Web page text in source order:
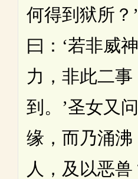
何得到狱所？
曰：‘若非威
力，非此二
到。’圣女又
缘，而乃涌沸
人，及以恶兽